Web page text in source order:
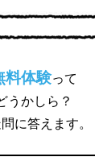
料体験って
うかしら？
に答えます。